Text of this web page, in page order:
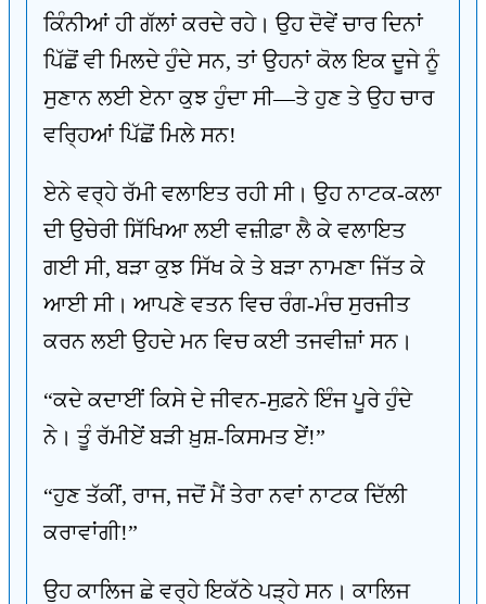
ਕਿੰਨੀਆਂ ਹੀ ਗੱਲਾਂ ਕਰਦੇ ਰਹੇ। ਉਹ ਦੋਵੇਂ ਚਾਰ ਦਿਨਾਂ
ਪਿੱਛੋਂ ਵੀ ਮਿਲਦੇ ਹੁੰਦੇ ਸਨ, ਤਾਂ ਉਹਨਾਂ ਕੋਲ ਇਕ ਦੂਜੇ ਨੂੰ
ਸੁਣਾਨ ਲਈ ਏਨਾ ਕੁਝ ਹੁੰਦਾ ਸੀ—ਤੇ ਹੁਣ ਤੇ ਉਹ ਚਾਰ
ਵਰ੍ਹਿਆਂ ਪਿੱਛੋਂ ਮਿਲੇ ਸਨ!
ਏਨੇ ਵਰ੍ਹੇ ਰੱਮੀ ਵਲਾਇਤ ਰਹੀ ਸੀ। ਉਹ ਨਾਟਕ-ਕਲਾ
ਦੀ ਉਚੇਰੀ ਸਿੱਖਿਆ ਲਈ ਵਜ਼ੀਫ਼ਾ ਲੈ ਕੇ ਵਲਾਇਤ
ਗਈ ਸੀ, ਬੜਾ ਕੁਝ ਸਿੱਖ ਕੇ ਤੇ ਬੜਾ ਨਾਮਣਾ ਜਿੱਤ ਕੇ
ਆਈ ਸੀ। ਆਪਣੇ ਵਤਨ ਵਿਚ ਰੰਗ-ਮੰਚ ਸੁਰਜੀਤ
ਕਰਨ ਲਈ ਉਹਦੇ ਮਨ ਵਿਚ ਕਈ ਤਜਵੀਜ਼ਾਂ ਸਨ।
“ਕਦੇ ਕਦਾਈਂ ਕਿਸੇ ਦੇ ਜੀਵਨ-ਸੁਫ਼ਨੇ ਇੰਜ ਪੂਰੇ ਹੁੰਦੇ
ਨੇ। ਤੂੰ ਰੱਮੀਏਂ ਬੜੀ ਖ਼ੁਸ਼-ਕਿਸਮਤ ਏਂ!”
“ਹੁਣ ਤੱਕੀਂ, ਰਾਜ, ਜਦੋਂ ਮੈਂ ਤੇਰਾ ਨਵਾਂ ਨਾਟਕ ਦਿੱਲੀ
ਕਰਾਵਾਂਗੀ!”
ਉਹ ਕਾਲਿਜ ਛੇ ਵਰ੍ਹੇ ਇਕੱਠੇ ਪੜ੍ਹੇ ਸਨ। ਕਾਲਿਜ